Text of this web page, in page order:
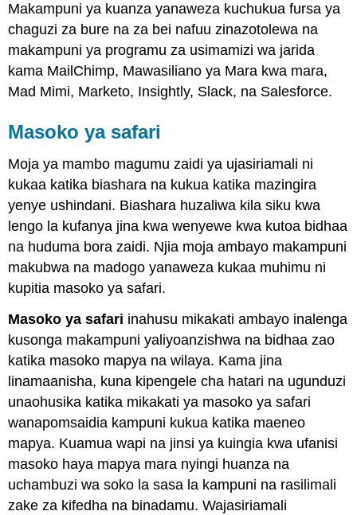
Makampuni ya kuanza yanaweza kuchukua fursa ya
chaguzi za bure na za bei nafuu zinazotolewa na
makampuni ya programu za usimamizi wa jarida
kama MailChimp, Mawasiliano ya Mara kwa mara,
Mad Mimi, Marketo, Insightly, Slack, na Salesforce.
Masoko ya safari
Moja ya mambo magumu zaidi ya ujasiriamali ni
kukaa katika biashara na kukua katika mazingira
yenye ushindani. Biashara huzaliwa kila siku kwa
lengo la kufanya jina kwa wenyewe kwa kutoa bidhaa
na huduma bora zaidi. Njia moja ambayo makampuni
makubwa na madogo yanaweza kukaa muhimu ni
kupitia masoko ya safari.
Masoko ya safari inahusu mikakati ambayo inalenga
kusonga makampuni yaliyoanzishwa na bidhaa zao
katika masoko mapya na wilaya. Kama jina
linamaanisha, kuna kipengele cha hatari na ugunduzi
unaohusika katika mikakati ya masoko ya safari
wanapomsaidia kampuni kukua katika maeneo
mapya. Kuamua wapi na jinsi ya kuingia kwa ufanisi
masoko haya mapya mara nyingi huanza na
uchambuzi wa soko la sasa la kampuni na rasilimali
zake za kifedha na binadamu. Wajasiriamali